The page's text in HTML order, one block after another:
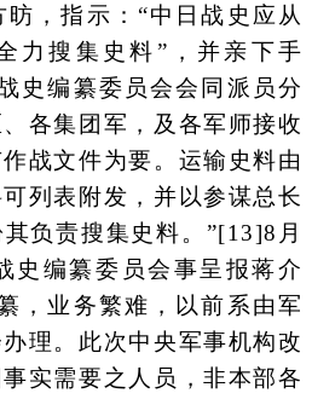
，指示：“中日战史应从
力搜集史料”，并亲下手
史编纂委员会会同派员分
各集团军，及各军师接收
战文件为要。运输史料由
列表附发，并以参谋总长
负责搜集史料。”[13]8月
史编纂委员会事呈报蒋介
，业务繁难，以前系由军
理。此次中央军事机构改
实需要之人员，非本部各